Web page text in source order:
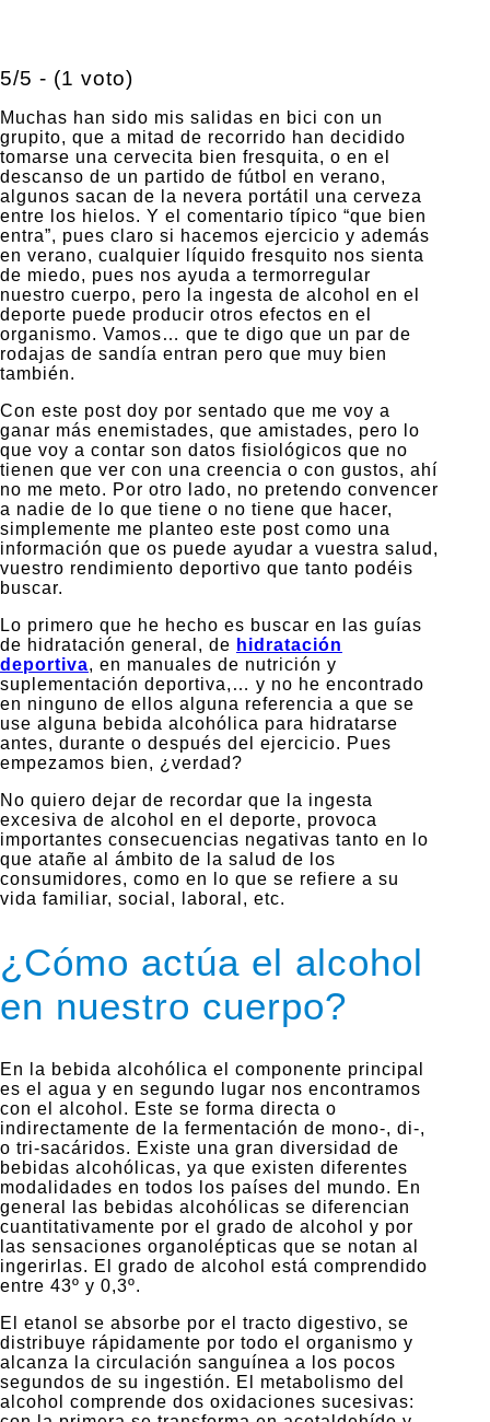
5/5 - (1 voto)
Muchas han sido mis salidas en bici con un
grupito, que a mitad de recorrido han decidido
tomarse una cervecita bien fresquita, o en el
descanso de un partido de fútbol en verano,
algunos sacan de la nevera portátil una cerveza
entre los hielos. Y el comentario típico “que bien
entra”, pues claro si hacemos ejercicio y además
en verano, cualquier líquido fresquito nos sienta
de miedo, pues nos ayuda a termorregular
nuestro cuerpo, pero la ingesta de alcohol en el
deporte puede producir otros efectos en el
organismo. Vamos… que te digo que un par de
rodajas de sandía entran pero que muy bien
también.
Con este post doy por sentado que me voy a
ganar más enemistades, que amistades, pero lo
que voy a contar son datos fisiológicos que no
tienen que ver con una creencia o con gustos, ahí
no me meto. Por otro lado, no pretendo convencer
a nadie de lo que tiene o no tiene que hacer,
simplemente me planteo este post como una
información que os puede ayudar a vuestra salud,
vuestro rendimiento deportivo que tanto podéis
buscar.
Lo primero que he hecho es buscar en las guías
de hidratación general, de hidratación
deportiva, en manuales de nutrición y
suplementación deportiva,… y no he encontrado
en ninguno de ellos alguna referencia a que se
use alguna bebida alcohólica para hidratarse
antes, durante o después del ejercicio. Pues
empezamos bien, ¿verdad?
No quiero dejar de recordar que la ingesta
excesiva de alcohol en el deporte, provoca
importantes consecuencias negativas tanto en lo
que atañe al ámbito de la salud de los
consumidores, como en lo que se refiere a su
vida familiar, social, laboral, etc.
¿Cómo actúa el alcohol
en nuestro cuerpo?
En la bebida alcohólica el componente principal
es el agua y en segundo lugar nos encontramos
con el alcohol. Este se forma directa o
indirectamente de la fermentación de mono-, di-,
o tri-sacáridos. Existe una gran diversidad de
bebidas alcohólicas, ya que existen diferentes
modalidades en todos los países del mundo. En
general las bebidas alcohólicas se diferencian
cuantitativamente por el grado de alcohol y por
las sensaciones organolépticas que se notan al
ingerirlas. El grado de alcohol está comprendido
entre 43º y 0,3º.
El etanol se absorbe por el tracto digestivo, se
distribuye rápidamente por todo el organismo y
alcanza la circulación sanguínea a los pocos
segundos de su ingestión. El metabolismo del
alcohol comprende dos oxidaciones sucesivas: